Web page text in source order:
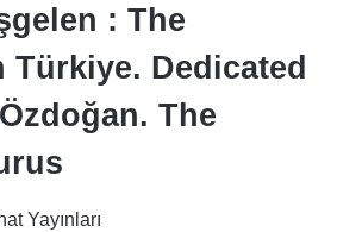
: The
Dedicated
The
Yayınları